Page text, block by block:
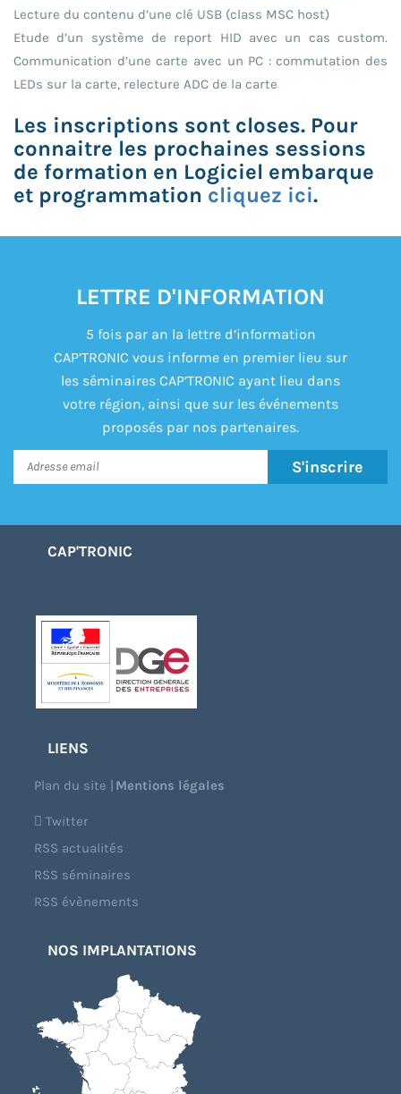
Lecture du contenu d’une clé USB (class MSC host)
Etude d’un système de report HID avec un cas custom.
Communication d’une carte avec un PC : commutation des
LEDs sur la carte, relecture ADC de la carte
Les inscriptions sont closes. Pour
connaitre les prochaines sessions
de formation en Logiciel embarque
et programmation cliquez ici.
LETTRE D'INFORMATION
5 fois par an la lettre d’information
CAP’TRONIC vous informe en premier lieu sur
les séminaires CAP’TRONIC ayant lieu dans
votre région, ainsi que sur les événements
proposés par nos partenaires.
S'inscrire
CAP'TRONIC
LIENS
Plan du site |Mentions légales
Twitter
RSS actualités
RSS séminaires
RSS évènements
NOS IMPLANTATIONS